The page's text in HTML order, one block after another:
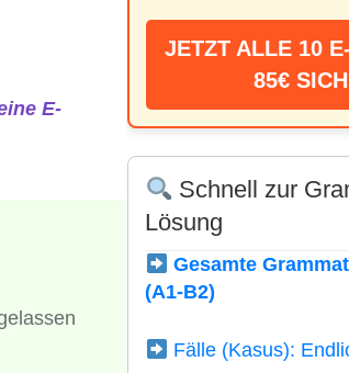
E-
JETZT ALLE 10
85€
Schnell zur
Lösung
Gesamte
(A1-B2)
Fälle (Kasus):